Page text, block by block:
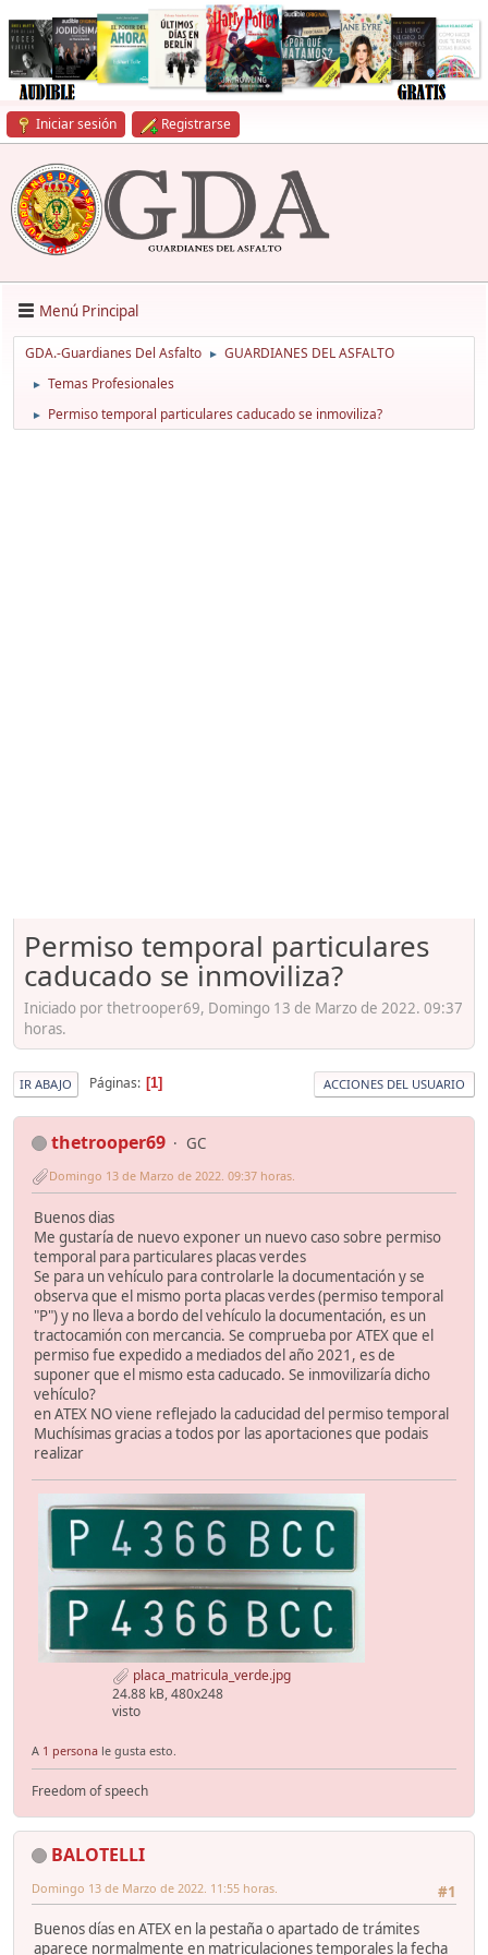
Iniciar sesión Registrarse
Menú Principal
GDA.-Guardianes Del Asfalto ► GUARDIANES DEL ASFALTO
► Temas Profesionales
► Permiso temporal particulares caducado se inmoviliza?
Permiso temporal particulares
caducado se inmoviliza?
Iniciado por thetrooper69, Domingo 13 de Marzo de 2022. 09:37
horas.
IR ABAJO Páginas 1 ACCIONES DEL USUARIO
thetrooper69 GC
Domingo 13 de Marzo de 2022. 09:37 horas.
Buenos dias
Me gustaría de nuevo exponer un nuevo caso sobre permiso
temporal para particulares placas verdes
Se para un vehículo para controlarle la documentación y se
observa que el mismo porta placas verdes (permiso temporal
"P") y no lleva a bordo del vehículo la documentación, es un
tractocamión con mercancia. Se comprueba por ATEX que el
permiso fue expedido a mediados del año 2021, es de
suponer que el mismo esta caducado. Se inmovilizaría dicho
vehículo?
en ATEX NO viene reflejado la caducidad del permiso temporal
Muchísimas gracias a todos por las aportaciones que podais
realizar
placa_matricula_verde.jpg
24.88 kB, 480x248
visto
A 1 persona le gusta esto.
Freedom of speech
BALOTELLI
#1
Domingo 13 de Marzo de 2022. 11:55 horas.
Buenos días en ATEX en la pestaña o apartado de trámites
aparece normalmente en matriculaciones temporales la fecha